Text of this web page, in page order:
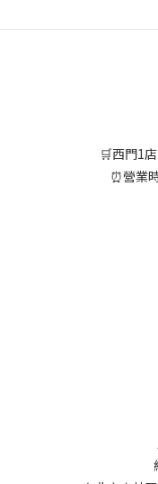
🛒西門1
⏰營業